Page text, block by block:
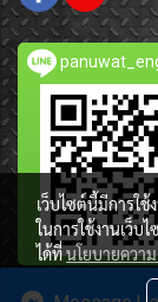
เว็บไซต์นี้มีการใ
ในการใช้งานเว็บ
ได้ที่นโยบายควา